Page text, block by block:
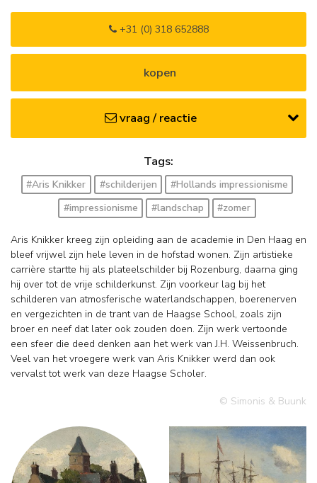
+31 (0) 318 652888
kopen
vraag / reactie
Tags:
#Aris Knikker #schilderijen
#Hollands impressionisme
#impressionisme
#landschap #zomer
Aris Knikker kreeg zijn opleiding aan de academie in Den Haag en
bleef vrijwel zijn hele leven in de hofstad wonen. Zijn artistieke
carrière startte hij als plateelschilder bij Rozenburg, daarna ging
hij over tot de vrije schilderkunst. Zijn voorkeur lag bij het
schilderen van atmosferische waterlandschappen, boerenerven
en vergezichten in de trant van de Haagse School, zoals zijn
broer en neef dat later ook zouden doen. Zijn werk vertoonde
een sfeer die deed denken aan het werk van J.H. Weissenbruch.
Veel van het vroegere werk van Aris Knikker werd dan ook
vervalst tot werk van deze Haagse Scholer.
© Simonis & Buunk